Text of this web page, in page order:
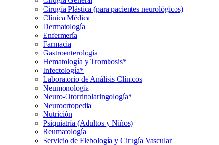
Cirugía Plástica (para pacientes neurológicos)
Clínica Médica
Dermatología
Enfermería
Farmacia
Gastroenterología
Hematología y Trombosis*
Infectología*
Laboratorio de Análisis Clínicos
Neumonología
Neuro-Otorrinolaringología*
Neuroortopedia
Nutrición
Psiquiatría (Adultos y Niños)
Reumatología
Servicio de Flebología y Cirugía Vascular